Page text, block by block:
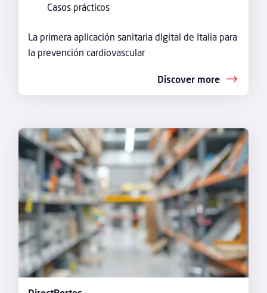
Casos prácticos
La primera aplicación sanitaria digital de Italia para
la prevención cardiovascular
Discover more